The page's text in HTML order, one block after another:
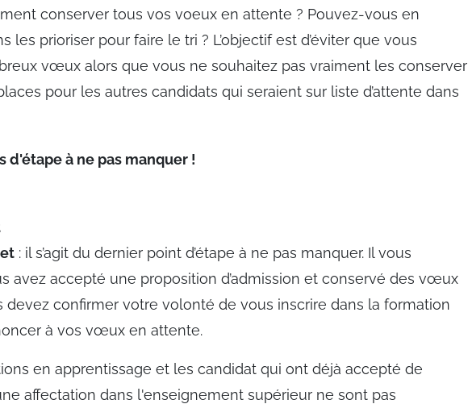
conserver tous vos voeux en attente ? Pouvez-vous en
les prioriser pour faire le tri ? L’objectif est d’éviter que vous
vœux alors que vous ne souhaitez pas vraiment les conserver
pour les autres candidats qui seraient sur liste d’attente dans
d'étape à ne pas manquer !
: il s’agit du dernier point d’étape à ne pas manquer. Il vous
avez accepté une proposition d’admission et conservé des vœux
devez confirmer votre volonté de vous inscrire dans la formation
à vos vœux en attente.
en apprentissage et les candidat qui ont déjà accepté de
affectation dans l'enseignement supérieur ne sont pas